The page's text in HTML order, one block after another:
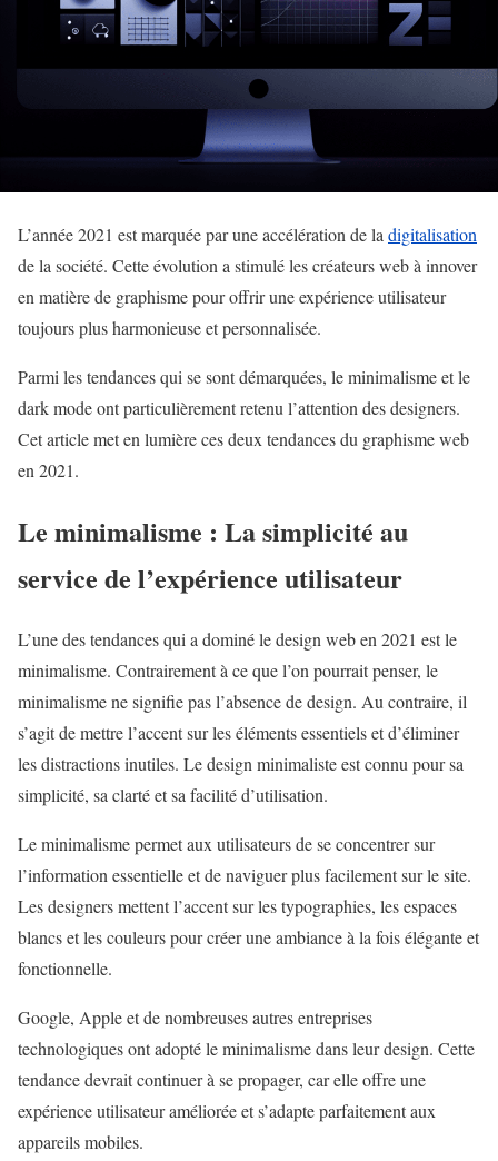
L’année 2021 est marquée par une accélération de la digitalisation
de la société. Cette évolution a stimulé les créateurs web à innover
en matière de graphisme pour offrir une expérience utilisateur
toujours plus harmonieuse et personnalisée.
Parmi les tendances qui se sont démarquées, le minimalisme et le
dark mode ont particulièrement retenu l’attention des designers.
Cet article met en lumière ces deux tendances du graphisme web
en 2021.
Le minimalisme : La simplicité au
service de l’expérience utilisateur
L’une des tendances qui a dominé le design web en 2021 est le
minimalisme. Contrairement à ce que l’on pourrait penser, le
minimalisme ne signifie pas l’absence de design. Au contraire, il
s’agit de mettre l’accent sur les éléments essentiels et d’éliminer
les distractions inutiles. Le design minimaliste est connu pour sa
simplicité, sa clarté et sa facilité d’utilisation.
Le minimalisme permet aux utilisateurs de se concentrer sur
l’information essentielle et de naviguer plus facilement sur le site.
Les designers mettent l’accent sur les typographies, les espaces
blancs et les couleurs pour créer une ambiance à la fois élégante et
fonctionnelle.
Google, Apple et de nombreuses autres entreprises
technologiques ont adopté le minimalisme dans leur design. Cette
tendance devrait continuer à se propager, car elle offre une
expérience utilisateur améliorée et s’adapte parfaitement aux
appareils mobiles.